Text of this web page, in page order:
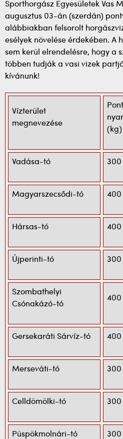
Sporthorgász Egyesületek Vas
augusztus 03-án (szerdán)
alábbiakban felsorolt
esélyek növelése érdekében. A
sem kerül elrendelésre, hogy a
többen tudják a vasi vizek
kívánunk!
Vízterület
megnevezése
(kg)
Vadása-tó 300
Magyarszecsődi-tó 400
Hársas-tó 400
Újperinti-tó 300
Szombathelyi
Csónakázó-tó
400
Gersekaráti Sárvíz-tó 400
Merseváti-tó 300
Celldömölki-tó 300
Püspökmolnári-tó 300